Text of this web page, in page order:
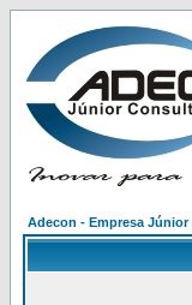
Adecon - Empresa